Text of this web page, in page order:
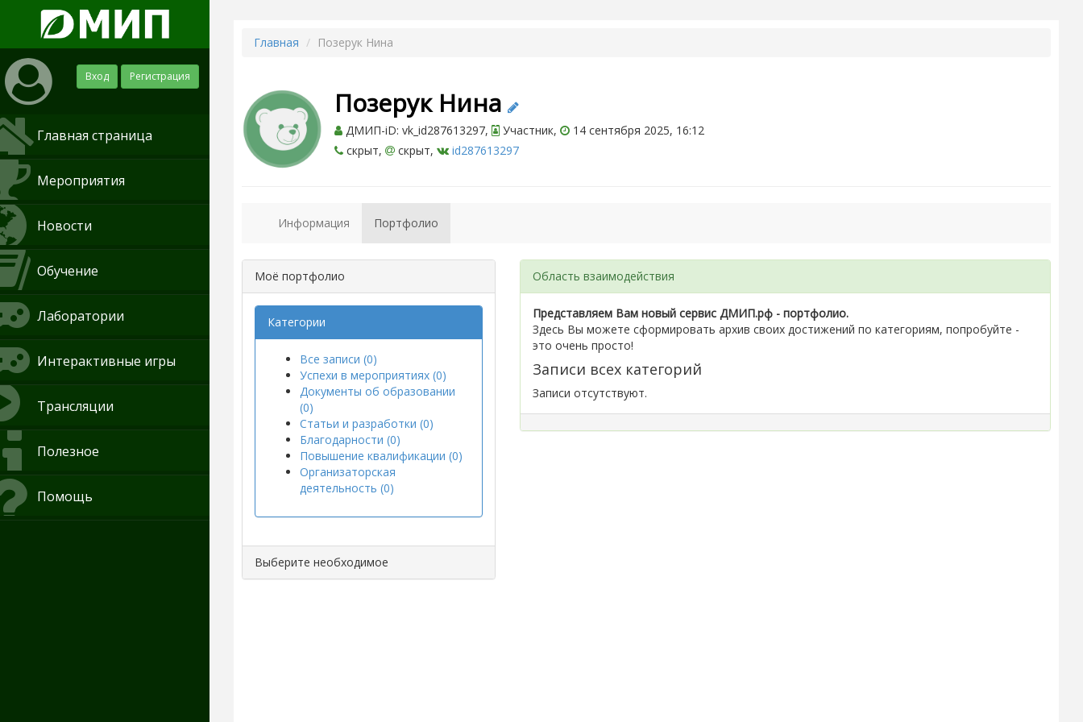
Вход Регистрация
Главная страница
Мероприятия
Новости
Обучение
Лаборатории
Интерактивные игры
Трансляции
Полезное
Помощь
Главная Позерук Нина
Позерук Нина
ДМИП-iD: vk_id287613297, Участник,
14 сентября 2025, 16:12
скрыт,
скрыт, id287613297
Информация Портфолио
Моё портфолио
Категории
Все записи (0)
Успехи в мероприятиях (0)
Документы об образовании
(0)
Статьи и разработки (0)
Благодарности (0)
Повышение квалификации (0)
Организаторская
деятельность (0)
Выберите необходимое
Область взаимодействия
Представляем Вам новый сервис ДМИП.рф - портфолио.
Здесь Вы можете сформировать архив своих достижений по категориям, попробуйте -
это очень просто!
Записи всех категорий
Записи отсутствуют.